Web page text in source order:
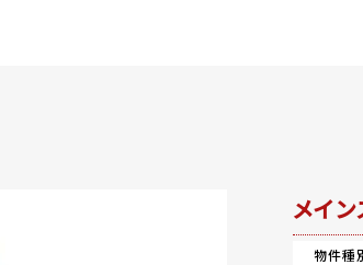
メイ
物件種